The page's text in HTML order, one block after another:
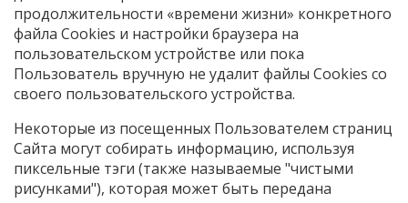
продолжительности «времени жизни» конкретного
файла Cookies и настройки браузера на
пользовательском устройстве или пока
Пользователь вручную не удалит файлы Cookies со
своего пользовательского устройства.
Некоторые из посещенных Пользователем страниц
Сайта могут собирать информацию, используя
пиксельные тэги (также называемые "чистыми
рисунками"), которая может быть передана